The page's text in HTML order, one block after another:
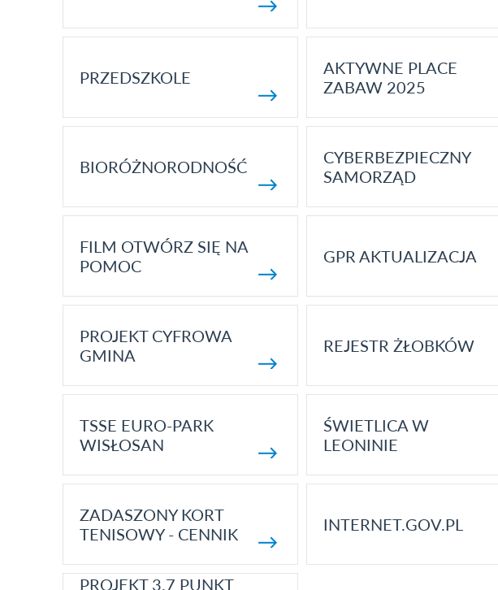
PRZEDSZKOLE
AKTYWNE PLACE
ZABAW 2025
BIORÓŻNORODNOŚĆ
CYBERBEZPIECZNY
SAMORZĄD
FILM OTWÓRZ SIĘ NA
POMOC
GPR AKTUALIZACJA
PROJEKT CYFROWA
GMINA
REJESTR ŻŁOBKÓW
TSSE EURO-PARK
WISŁOSAN
ŚWIETLICA W
LEONINIE
ZADASZONY KORT
TENISOWY - CENNIK
INTERNET.GOV.PL
PROJEKT 3.7 PUNKT